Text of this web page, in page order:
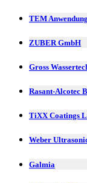
TEM
ZUBER GmbH
Gross
Rasant-Alcotec
TiXX Coatings
Weber
Galmia